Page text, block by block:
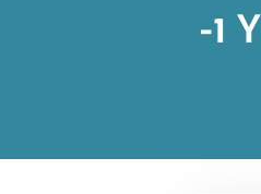
תאימות בין תוסף YITH WooCommerce Product Add-Ons ו-